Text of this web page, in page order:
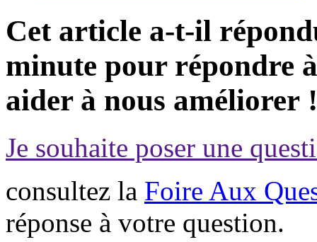
Cet article a-t-il
minute pour répondre
aider à nous améliorer !
Je souhaite poser une
consultez la Foire Aux
réponse à votre question.